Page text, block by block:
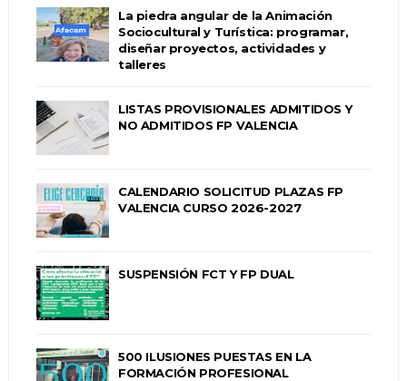
La piedra angular de la Animación
Sociocultural y Turística: programar,
diseñar proyectos, actividades y
talleres
LISTAS PROVISIONALES ADMITIDOS Y
NO ADMITIDOS FP VALENCIA
CALENDARIO SOLICITUD PLAZAS FP
VALENCIA CURSO 2026-2027
SUSPENSIÓN FCT Y FP DUAL
500 ILUSIONES PUESTAS EN LA
FORMACIÓN PROFESIONAL